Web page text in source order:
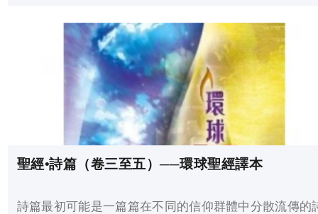
聖經•詩篇（卷三至五）──環球聖經譯本
詩篇最初可能是一篇篇在不同的信仰群體中分散流傳的